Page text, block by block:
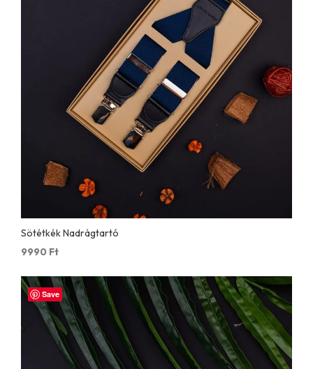
Sötétkék Nadrágtartó
9990 Ft
Save